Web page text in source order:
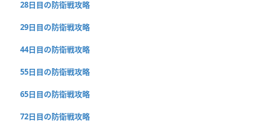
28日目の防衛戦攻略
29日目の防衛戦攻略
44日目の防衛戦攻略
55日目の防衛戦攻略
65日目の防衛戦攻略
72日目の防衛戦攻略